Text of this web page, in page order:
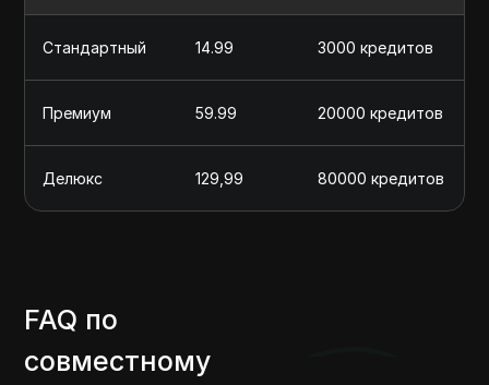
Стандартный 14.99 3000 кредитов
Премиум 59.99 20000 кредитов
Делюкс 129,99 80000 кредитов
FAQ по
совместному